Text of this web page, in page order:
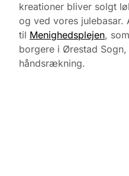
kreationer bliver solgt
og ved vores julebasar.
til Menighedsplejen,
borgere i Ørestad
håndsrækning.